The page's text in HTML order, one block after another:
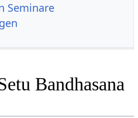
Seminare
Bandhasana